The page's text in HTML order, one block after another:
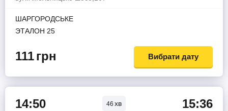
ШАРГОРОДСЬКЕ
ЭТАЛОН 25
111грн Вибрати дату
14:50 46хв 15:36